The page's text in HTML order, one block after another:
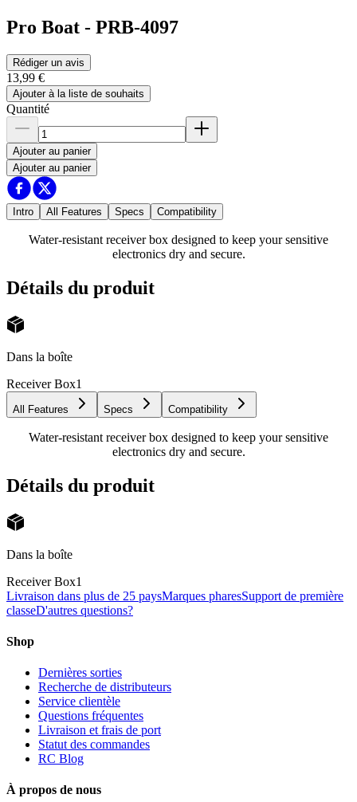
Pro Boat - PRB-4097
Rédiger un avis
13,99 €
Ajouter à la liste de souhaits
Quantité
Ajouter au panier
Ajouter au panier
Intro All Features Specs Compatibility
Water-resistant receiver box designed to keep your sensitive
electronics dry and secure.
Détails du produit
Dans la boîte
Receiver Box1
All Features Specs Compatibility
Water-resistant receiver box designed to keep your sensitive
electronics dry and secure.
Détails du produit
Dans la boîte
Receiver Box1
Livraison dans plus de 25 paysMarques pharesSupport de première
classeD'autres questions?
Shop
Dernières sorties
Recherche de distributeurs
Service clientèle
Questions fréquentes
Livraison et frais de port
Statut des commandes
RC Blog
À propos de nous